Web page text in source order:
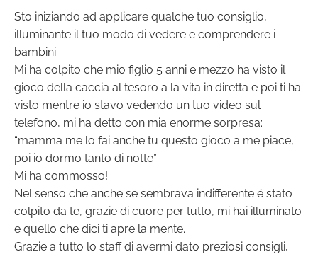
Sto iniziando ad applicare qualche tuo consiglio,
illuminante il tuo modo di vedere e comprendere i
bambini.
Mi ha colpito che mio figlio 5 anni e mezzo ha visto il
gioco della caccia al tesoro a la vita in diretta e poi ti ha
visto mentre io stavo vedendo un tuo video sul
telefono, mi ha detto con mia enorme sorpresa:
“mamma me lo fai anche tu questo gioco a me piace,
poi io dormo tanto di notte”
Mi ha commosso!
Nel senso che anche se sembrava indifferente é stato
colpito da te, grazie di cuore per tutto, mi hai illuminato
e quello che dici ti apre la mente.
Grazie a tutto lo staff di avermi dato preziosi consigli,